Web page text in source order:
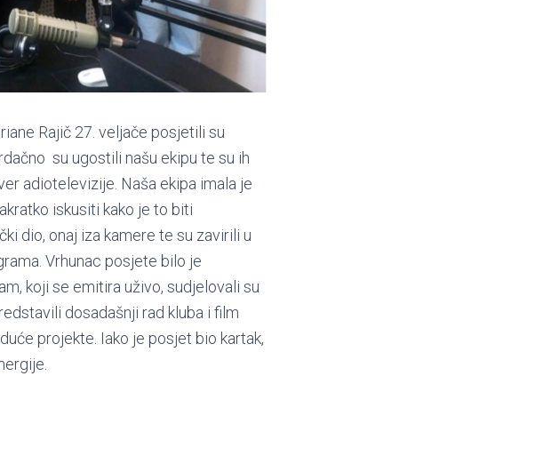
Rajič 27. veljače posjetili su
su ugostili našu ekipu te su ih
adiotelevizije. Naša ekipa imala je
iskusiti kako je to biti
dio, onaj iza kamere te su zavirili u
Vrhunac posjete bilo je
koji se emitira uživo, sudjelovali su
dosadašnji rad kluba i film
projekte. Iako je posjet bio kartak,